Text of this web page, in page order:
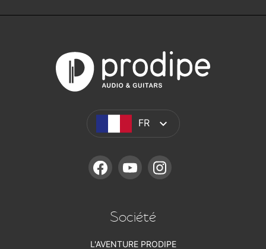
FR
FACEBOOKYOUTUBE
Société
L'AVENTURE PRODIPE